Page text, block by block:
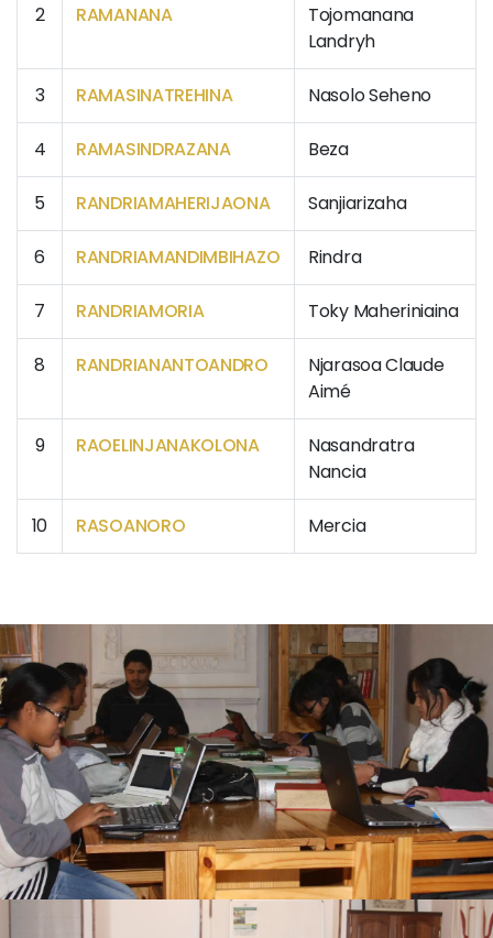
2 RAMANANA
Tojomanana
Landryh
3 RAMASINATREHINA Nasolo Seheno
4 RAMASINDRAZANA Beza
5 RANDRIAMAHERIJAONA Sanjiarizaha
6 RANDRIAMANDIMBIHAZO Rindra
7 RANDRIAMORIA Toky Maheriniaina
8 RANDRIANANTOANDRO
Njarasoa Claude
Aimé
9 RAOELINJANAKOLONA
Nasandratra
Nancia
10 RASOANORO Mercia